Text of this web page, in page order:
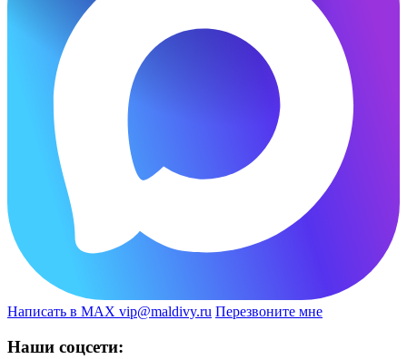
Написать в MAX vip@maldivy.ru Перезвоните мне
Наши соцсети: